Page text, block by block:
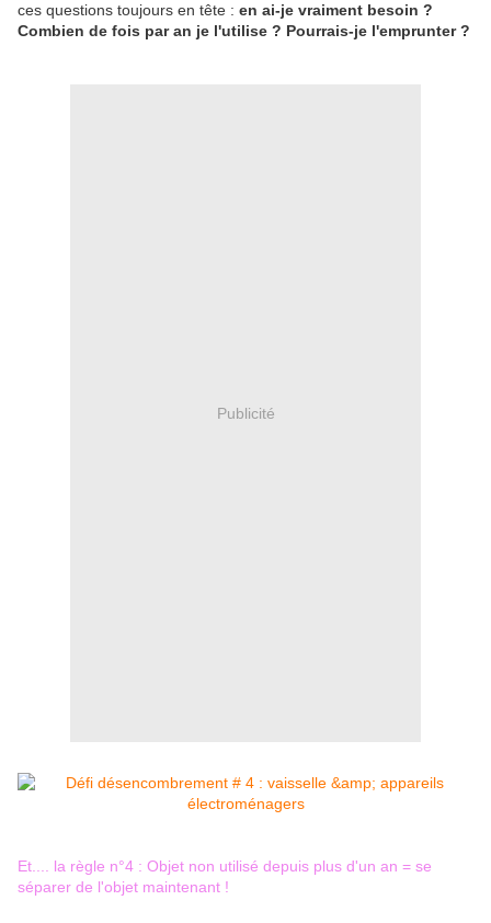
ces questions toujours en tête : en ai-je vraiment besoin ?
Combien de fois par an je l'utilise ? Pourrais-je l'emprunter ?
Publicité
Et.... la règle n°4 : Objet non utilisé depuis plus d'un an = se
séparer de l'objet maintenant !